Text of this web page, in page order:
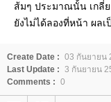
ส้มๆ ประมาณนั้น เกลี่
งไม่ได้ลองที่หน้า ผลเ
Create Date : 03 กันยายน
Last Update : 3 กันยายน
Comments : 0